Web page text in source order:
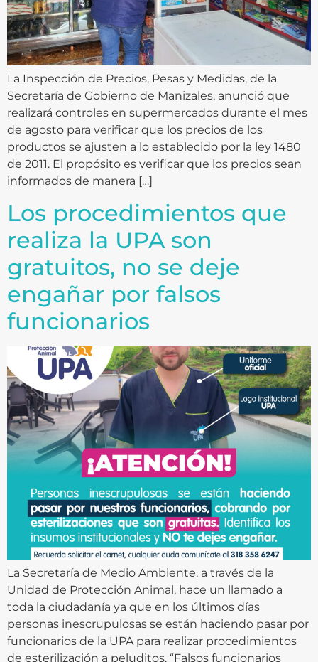
La Inspección de Precios, Pesas y Medidas, de la
Secretaría de Gobierno de Manizales, anunció que
realizará controles en supermercados durante el mes
de agosto para verificar que los precios de los
productos se ajusten a lo establecido por la ley 1480
de 2011. El propósito es verificar que los precios sean
informados de manera […]
Los procedimientos que
realiza la UPA son
gratuitos, no se deje
engañar por falsos
funcionarios
La Secretaría de Medio Ambiente, a través de la
Unidad de Protección Animal, hace un llamado a
toda la ciudadanía ya que en los últimos días
personas inescrupulosas se están haciendo pasar por
funcionarios de la UPA para realizar procedimientos
de esterilización a peluditos. “Falsos funcionarios